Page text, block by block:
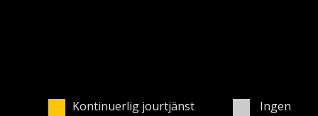
Kontinuerlig jourtjänst
Ingen